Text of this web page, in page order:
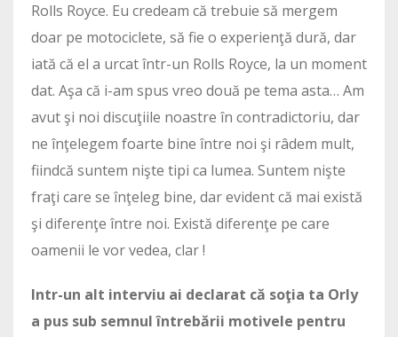
Rolls Royce. Eu credeam că trebuie să mergem
doar pe motociclete, să fie o experienţă dură, dar
iată că el a urcat într-un Rolls Royce, la un moment
dat. Aşa că i-am spus vreo două pe tema asta… Am
avut şi noi discuţiile noastre în contradictoriu, dar
ne înţelegem foarte bine între noi şi râdem mult,
fiindcă suntem nişte tipi ca lumea. Suntem nişte
fraţi care se înţeleg bine, dar evident că mai există
şi diferenţe între noi. Există diferenţe pe care
oamenii le vor vedea, clar !
Intr-un alt interviu ai declarat că soţia ta Orly
a pus sub semnul întrebării motivele pentru